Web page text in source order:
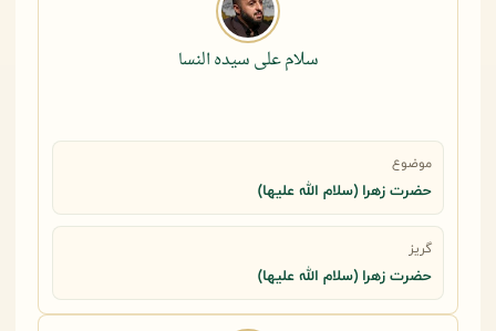
سلام علی سیده النسا
موضوع
حضرت زهرا (سلام الله علیها)
گریز
حضرت زهرا (سلام الله علیها)